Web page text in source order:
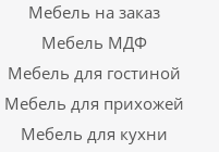
Мебель на заказ
Мебель МДФ
Мебель для гостиной
Мебель для прихожей
Мебель для кухни